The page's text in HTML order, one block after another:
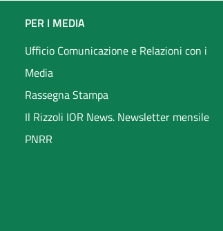
PER I MEDIA
Ufficio Comunicazione e Relazioni con i
Media
Rassegna Stampa
Il Rizzoli IOR News. Newsletter mensile
PNRR